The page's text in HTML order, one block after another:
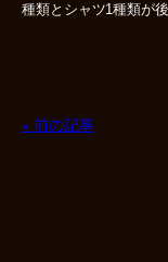
種類とシャツ1種類が
« 前の記事